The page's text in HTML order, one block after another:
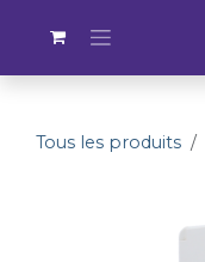
Tous les produits